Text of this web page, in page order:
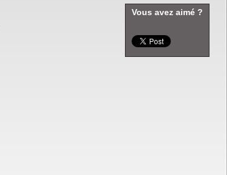
Vous avez aimé ?